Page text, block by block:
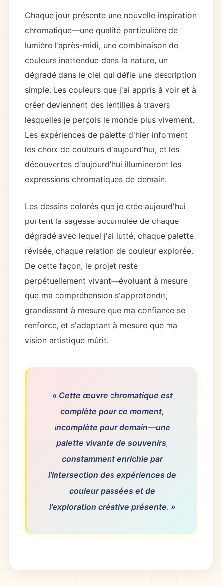
Chaque jour présente une nouvelle inspiration
chromatique—une qualité particulière de
lumière l'après-midi, une combinaison de
couleurs inattendue dans la nature, un
dégradé dans le ciel qui défie une description
simple. Les couleurs que j'ai appris à voir et à
créer deviennent des lentilles à travers
lesquelles je perçois le monde plus vivement.
Les expériences de palette d'hier informent
les choix de couleurs d'aujourd'hui, et les
découvertes d'aujourd'hui illumineront les
expressions chromatiques de demain.
Les dessins colorés que je crée aujourd'hui
portent la sagesse accumulée de chaque
dégradé avec lequel j'ai lutté, chaque palette
révisée, chaque relation de couleur explorée.
De cette façon, le projet reste
perpétuellement vivant—évoluant à mesure
que ma compréhension s'approfondit,
grandissant à mesure que ma confiance se
renforce, et s'adaptant à mesure que ma
vision artistique mûrit.
« Cette œuvre chromatique est
complète pour ce moment,
incomplète pour demain—une
palette vivante de souvenirs,
constamment enrichie par
l'intersection des expériences de
couleur passées et de
l'exploration créative présente. »